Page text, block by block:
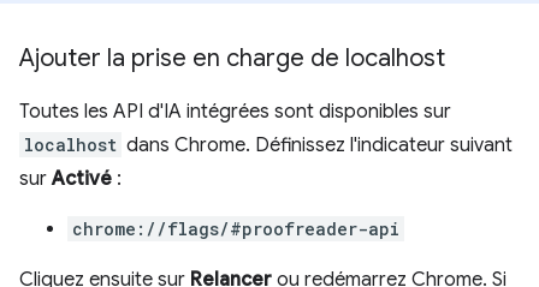
Ajouter la prise en charge de localhost
Toutes les API d'IA intégrées sont disponibles sur
localhost dans Chrome. Définissez l'indicateur suivant
surActivé :
chrome://flags/#proofreader-api
Cliquez ensuite sur Relancer ou redémarrez Chrome. Si